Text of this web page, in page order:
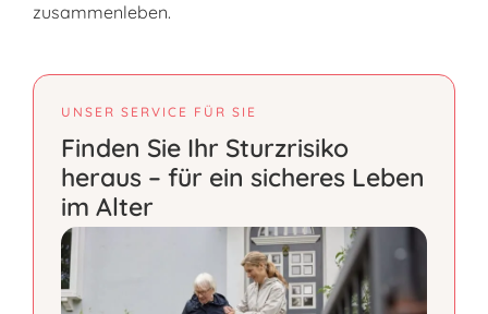
zusammenleben.
UNSER SERVICE FÜR SIE
Finden Sie Ihr Sturzrisiko
heraus – für ein sicheres Leben
im Alter